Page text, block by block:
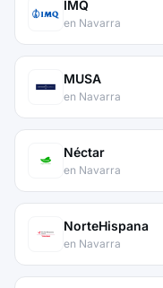
IMQ
en Navarra
MUSA
en Navarra
Néctar
en Navarra
NorteHispana
en Navarra